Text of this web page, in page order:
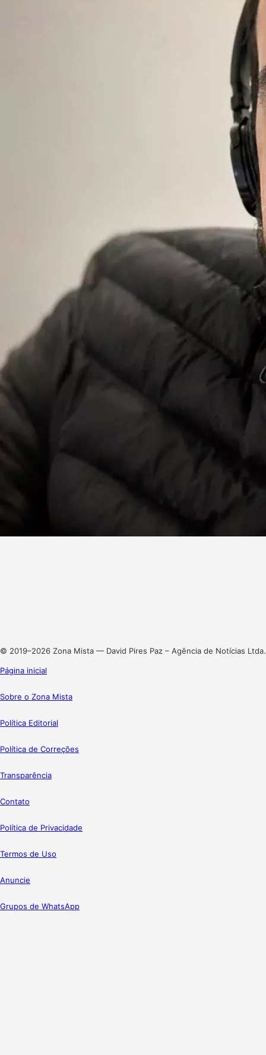
© 2019–2026 Zona Mista — David Pires Paz – Agência de Notícias Ltda.
Página inicial
Sobre o Zona Mista
Política Editorial
Política de Correções
Transparência
Contato
Política de Privacidade
Termos de Uso
Anuncie
Grupos de WhatsApp